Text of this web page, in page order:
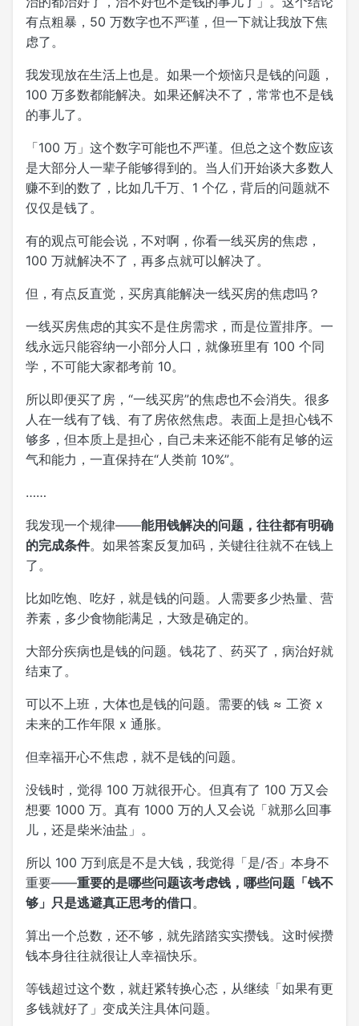
有点粗暴，50 万数字也不严谨，但一下就让我放下焦
虑了。
我发现放在生活上也是。如果一个烦恼只是钱的问题，
100 万多数都能解决。如果还解决不了，常常也不是钱
的事儿了。
「100 万」这个数字可能也不严谨。但总之这个数应该
是大部分人一辈子能够得到的。当人们开始谈大多数人
赚不到的数了，比如几千万、1 个亿，背后的问题就不
仅仅是钱了。
有的观点可能会说，不对啊，你看一线买房的焦虑，
100 万就解决不了，再多点就可以解决了。
但，有点反直觉，买房真能解决一线买房的焦虑吗？
一线买房焦虑的其实不是住房需求，而是位置排序。一
线永远只能容纳一小部分人口，就像班里有 100 个同
学，不可能大家都考前 10。
所以即便买了房，“一线买房”的焦虑也不会消失。很多
人在一线有了钱、有了房依然焦虑。表面上是担心钱不
够多，但本质上是担心，自己未来还能不能有足够的运
气和能力，一直保持在“人类前 10%”。
……
我发现一个规律——能用钱解决的问题，往往都有明确
的完成条件。如果答案反复加码，关键往往就不在钱上
了。
比如吃饱、吃好，就是钱的问题。人需要多少热量、营
养素，多少食物能满足，大致是确定的。
大部分疾病也是钱的问题。钱花了、药买了，病治好就
结束了。
可以不上班，大体也是钱的问题。需要的钱 ≈ 工资 x
未来的工作年限 x 通胀。
但幸福开心不焦虑，就不是钱的问题。
没钱时，觉得 100 万就很开心。但真有了 100 万又会
想要 1000 万。真有 1000 万的人又会说「就那么回事
儿，还是柴米油盐」。
所以 100 万到底是不是大钱，我觉得「是/否」本身不
重要——重要的是哪些问题该考虑钱，哪些问题「钱不
够」只是逃避真正思考的借口 。
算出一个总数，还不够，就先踏踏实实攒钱。这时候攒
钱本身往往就很让人幸福快乐。
等钱超过这个数，就赶紧转换心态，从继续「如果有更
多钱就好了」变成关注具体问题。